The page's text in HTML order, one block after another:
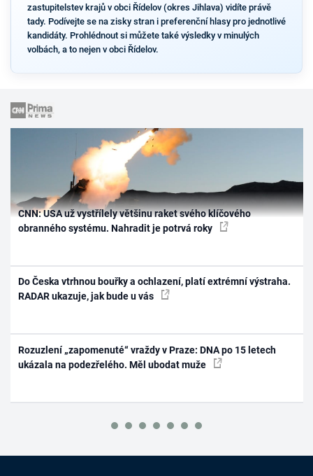
zastupitelstev krajů v obci Řídelov (okres Jihlava) vidíte právě
tady. Podívejte se na zisky stran i preferenční hlasy pro jednotlivé
kandidáty. Prohlédnout si můžete také výsledky v minulých
volbách, a to nejen v obci Řídelov.
CNN: USA už vystřílely většinu raket svého klíčového
obranného systému. Nahradit je potrvá roky
Do Česka vtrhnou bouřky a ochlazení, platí extrémní výstraha.
RADAR ukazuje, jak bude u vás
Rozuzlení „zapomenuté“ vraždy v Praze: DNA po 15 letech
ukázala na podezřelého. Měl ubodat muže